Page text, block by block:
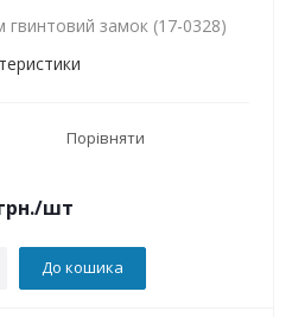
гвинтовий замок (17-0328)
Порівняти
/шт
До кошика